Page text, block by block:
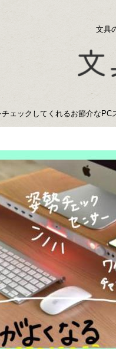
文具
チェックしてくれるお節介なPC